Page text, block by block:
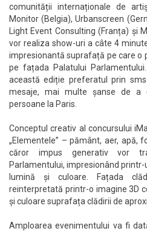
comunității internaționale de
Monitor (Belgia), Urbanscreen
Light Event Consulting (Franța) și
vor realiza show-uri a câte 4
impresionantă suprafață pe care o
pe fațada Palatului
această ediție preferatul prin
mesaje, mai multe șanse de a
persoane la Paris.
Conceptul creativ al concursului
„Elementele” – pământ, aer, apă,
căror impus generativ vor
Parlamentului, impresionând
lumină și culoare. Fațada
reinterpretată printr-o imagine 3D
și culoare suprafața clădirii de
Amploarea evenimentului va fi